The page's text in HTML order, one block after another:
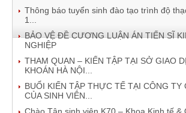
Thông báo tuyển sinh đào tạo trình độ
1...
BẢO VỆ ĐỀ CƯƠNG LUẬN ÁN TIẾN SĨ
NGHIỆP
THAM QUAN – KIẾN TẬP TẠI SỞ GIAO
KHOÁN HÀ NỘI...
BUỔI KIẾN TẬP THỰC TẾ TẠI CÔNG TY
CỦA SINH VIÊN...
Chào Tân sinh viên K70 – Khoa Kinh tế &